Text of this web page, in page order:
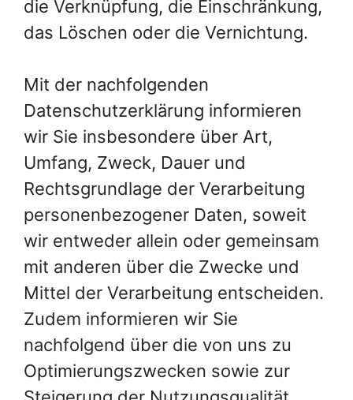
die Verknüpfung, die Einschränkung,
das Löschen oder die Vernichtung.
Mit der nachfolgenden
Datenschutzerklärung informieren
wir Sie insbesondere über Art,
Umfang, Zweck, Dauer und
Rechtsgrundlage der Verarbeitung
personenbezogener Daten, soweit
wir entweder allein oder gemeinsam
mit anderen über die Zwecke und
Mittel der Verarbeitung entscheiden.
Zudem informieren wir Sie
nachfolgend über die von uns zu
Optimierungszwecken sowie zur